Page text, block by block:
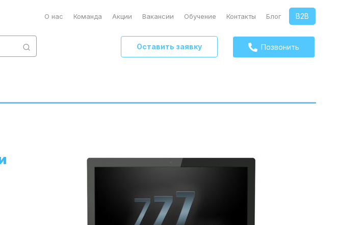
О нас Команда Акции Вакансии Обучение Контакты Блог B2B
Оставить заявку Позвонить